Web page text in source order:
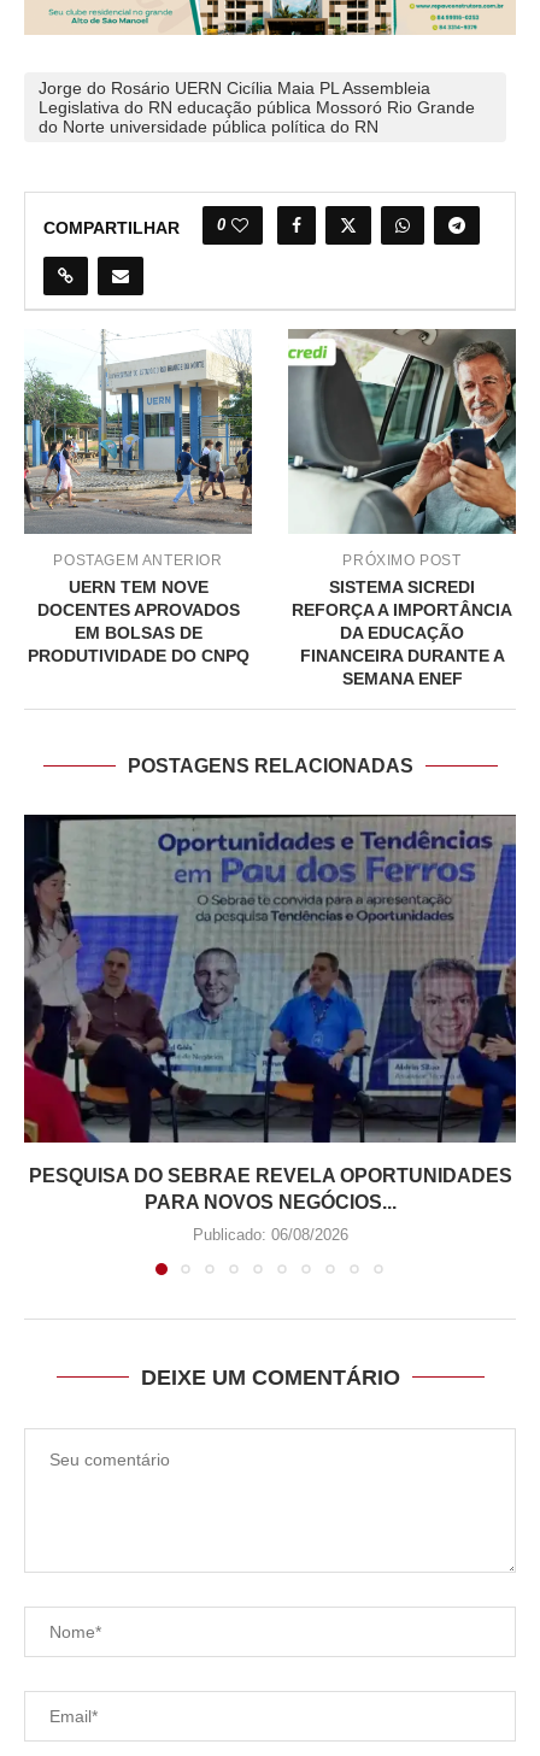
Jorge do Rosário UERN Cicília Maia PL Assembleia
Legislativa do RN educação pública Mossoró Rio Grande
do Norte universidade pública política do RN
COMPARTILHAR 0
POSTAGEM ANTERIOR
UERN TEM NOVE
DOCENTES APROVADOS
EM BOLSAS DE
PRODUTIVIDADE DO CNPQ
PRÓXIMO POST
SISTEMA SICREDI
REFORÇA A IMPORTÂNCIA
DA EDUCAÇÃO
FINANCEIRA DURANTE A
SEMANA ENEF
POSTAGENS RELACIONADAS
PESQUISA DO SEBRAE REVELA OPORTUNIDADES
PARA NOVOS NEGÓCIOS...
Publicado: 06/08/2026
DEIXE UM COMENTÁRIO